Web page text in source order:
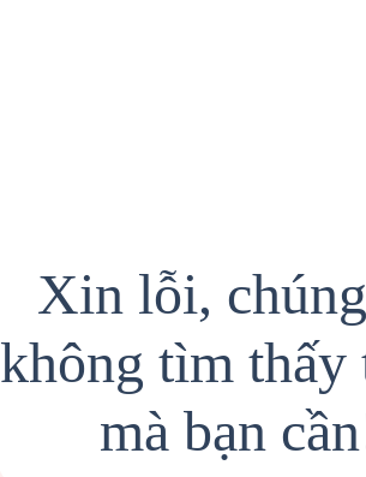
Xin lỗi,
không tìm thấy
mà bạn